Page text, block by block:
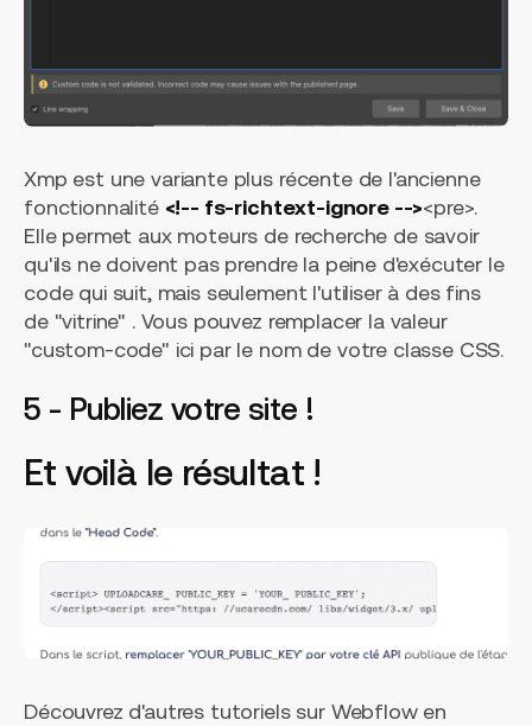
Xmp est une variante plus récente de l'ancienne
fonctionnalité <!-- fs-richtext-ignore --><pre>.
Elle permet aux moteurs de recherche de savoir
qu'ils ne doivent pas prendre la peine d'exécuter le
code qui suit, mais seulement l'utiliser à des fins
de "vitrine" . Vous pouvez remplacer la valeur
"custom-code" ici par le nom de votre classe CSS.
5 - Publiez votre site !
Et voilà le résultat !
Découvrez d'autres tutoriels sur Webflow en